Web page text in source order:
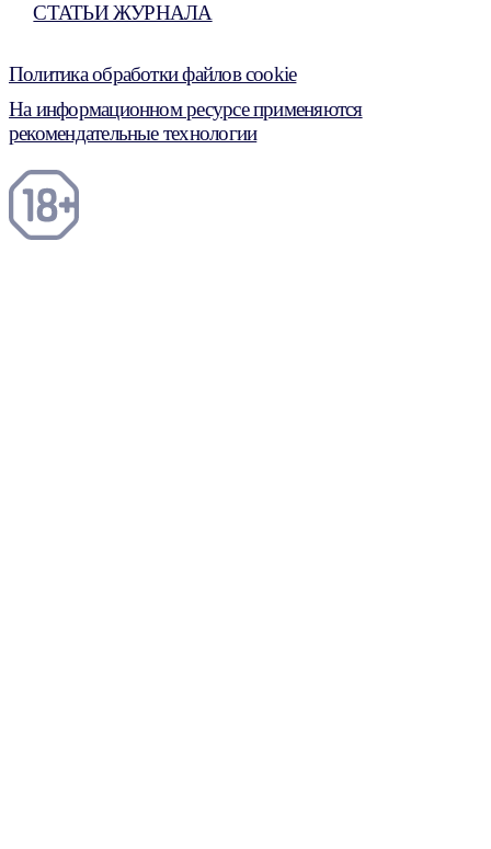
СТАТЬИ ЖУРНАЛА
Политика обработки файлов cookie
На информационном ресурсе применяются
рекомендательные технологии